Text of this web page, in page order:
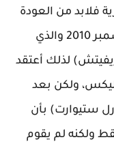
فلابد من العودة
إلي العرض الذي تم نشره في 21 ديسمبر 2010 والذي
لذلك أعتقد
ولكن بعد
ستيوارت) بأن
ولكنه لم يقوم